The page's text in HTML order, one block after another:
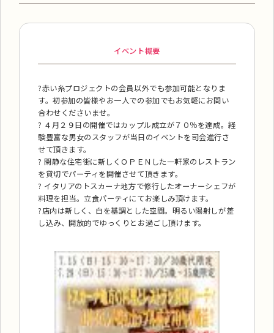
イベント概要
?赤い糸プロジェクトの会員以外でも参加可能となりま
す。初参加の皆様やお一人での参加でもお気軽にお問い
合わせくださいませ。
? ４月２９日の開催ではカップル成立が７０％を達成。経
験豊富な男女のスタッフが当日のイベントを司会進行さ
せて頂きます。
? 閑静な住宅街に新しくＯＰＥＮした一軒家のレストラン
を貸切でパーティを開催させて頂きます。
? イタリアのトスカーナ地方で修行したオーナーシェフが
料理を担当。立食パーティにてお楽しみ頂けます。
?店内は新しく、白を基調とした空間。明るい陽射しが差
し込み、開放的でゆっくりとお過ごし頂けます。